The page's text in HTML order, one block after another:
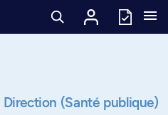
Direction (Santé publique)